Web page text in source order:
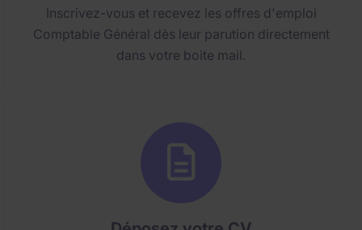
Inscrivez-vous et recevez les offres d'emploi
Comptable Général dès leur parution directement
dans votre boite mail.